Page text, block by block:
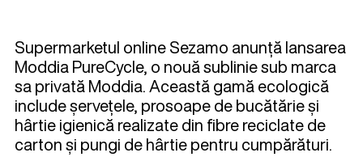
Supermarketul online Sezamo anunță lansarea
Moddia PureCycle, o nouă sublinie sub marca
sa privată Moddia. Această gamă ecologică
include șervețele, prosoape de bucătărie și
hârtie igienică realizate din fibre reciclate de
carton și pungi de hârtie pentru cumpărături.